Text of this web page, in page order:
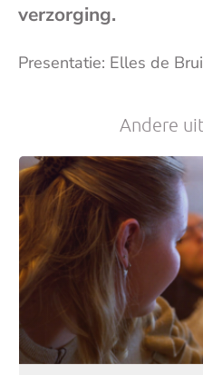
verzorging.
Presentatie: Elles de
Andere